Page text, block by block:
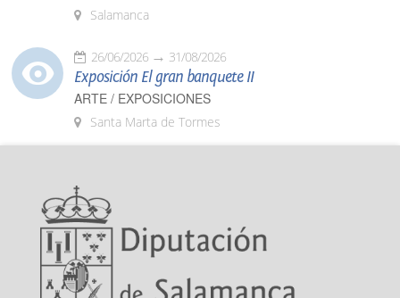
Salamanca
26/06/2026 31/08/2026
Exposición El gran banquete II
ARTE / EXPOSICIONES
Santa Marta de Tormes